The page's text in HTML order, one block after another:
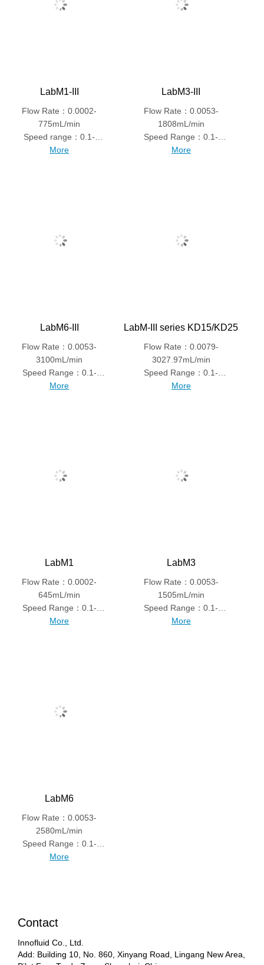
LabM1-III
Flow Rate：0.0002-
775mL/min
Speed range：0.1-
150rpm
More
LabM3-III
Flow Rate：0.0053-
1808mL/min
Speed Range：0.1-
350rpm
More
LabM6-III
Flow Rate：0.0053-
3100mL/min
Speed Range：0.1-
600rpm
More
LabM-III series KD15/KD25
Flow Rate：0.0079-
3027.97mL/min
Speed Range：0.1-
600rpm
More
LabM1
Flow Rate：0.0002-
645mL/min
Speed Range：0.1-
150rpm
More
LabM3
Flow Rate：0.0053-
1505mL/min
Speed Range：0.1-
350rpm
More
LabM6
Flow Rate：0.0053-
2580mL/min
Speed Range：0.1-
600rpm
More
Contact
Innofluid Co., Ltd.
Add: Building 10, No. 860, Xinyang Road, Lingang New Area,